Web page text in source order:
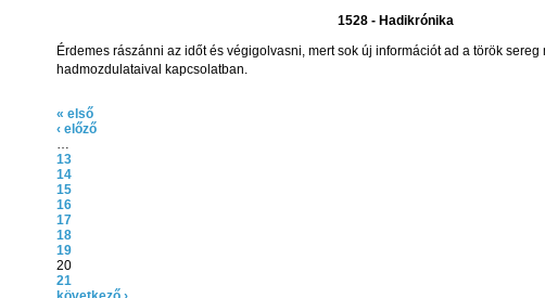
1528 - Hadikrónika
Érdemes rászánni az időt és végigolvasni, mert sok új információt ad a török sereg
hadmozdulataival kapcsolatban.
« első
‹ előző
13
14
15
16
17
18
19
20
21